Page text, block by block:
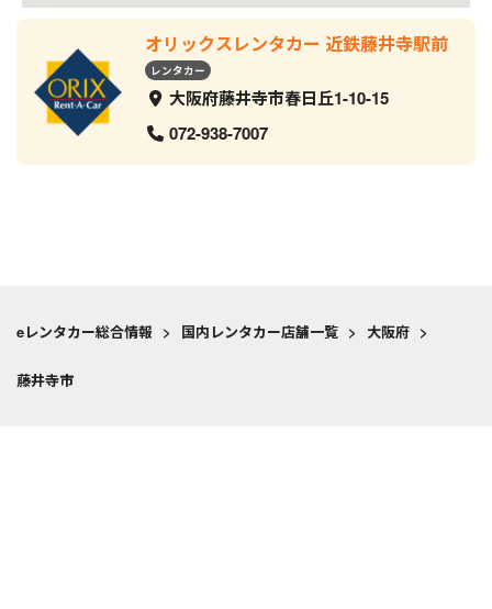
オリックスレンタカー 近鉄藤井寺駅前
レンタカー
大阪府藤井寺市春日丘1-10-15
072-938-7007
eレンタカー総合情報 > 国内レンタカー店舗一覧 > 大阪府 >
藤井寺市